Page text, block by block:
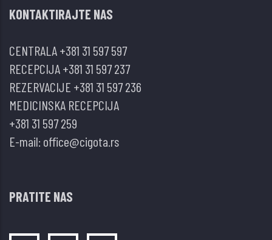
srčana
Prikaz
slučaja
KONTAKTIRAJTE NAS
CENTRALA+381 31 597 597
RECEPCIJA+381 31 597 237
REZERVACIJE +381 31 597 236
MEDICINSKA RECEPCIJA
+381 31 597 259
E-mail: office@cigota.rs
PRATITE NAS